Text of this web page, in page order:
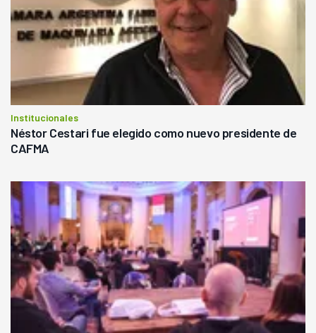
Institucionales
Néstor Cestari fue elegido como nuevo presidente de
CAFMA